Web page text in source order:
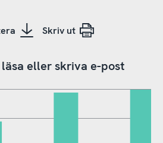
Skriv ut
eller skriva e-post